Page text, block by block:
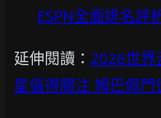
ESPN全面排名評
延伸閱讀： 2026世界
星值得關注 姆巴佩門